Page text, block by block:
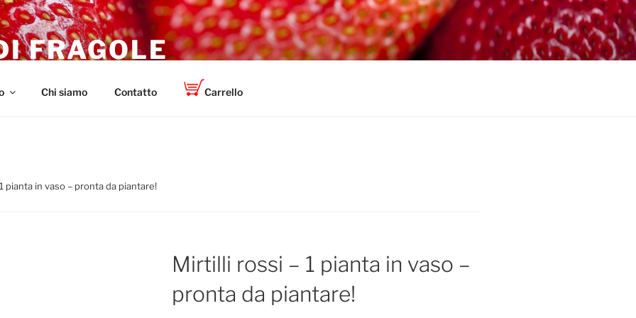
FRAGOLE
Chi siamo Contatto Carrello
pianta in vaso – pronta da piantare!
Mirtilli rossi – 1 pianta in vaso –
pronta da piantare!